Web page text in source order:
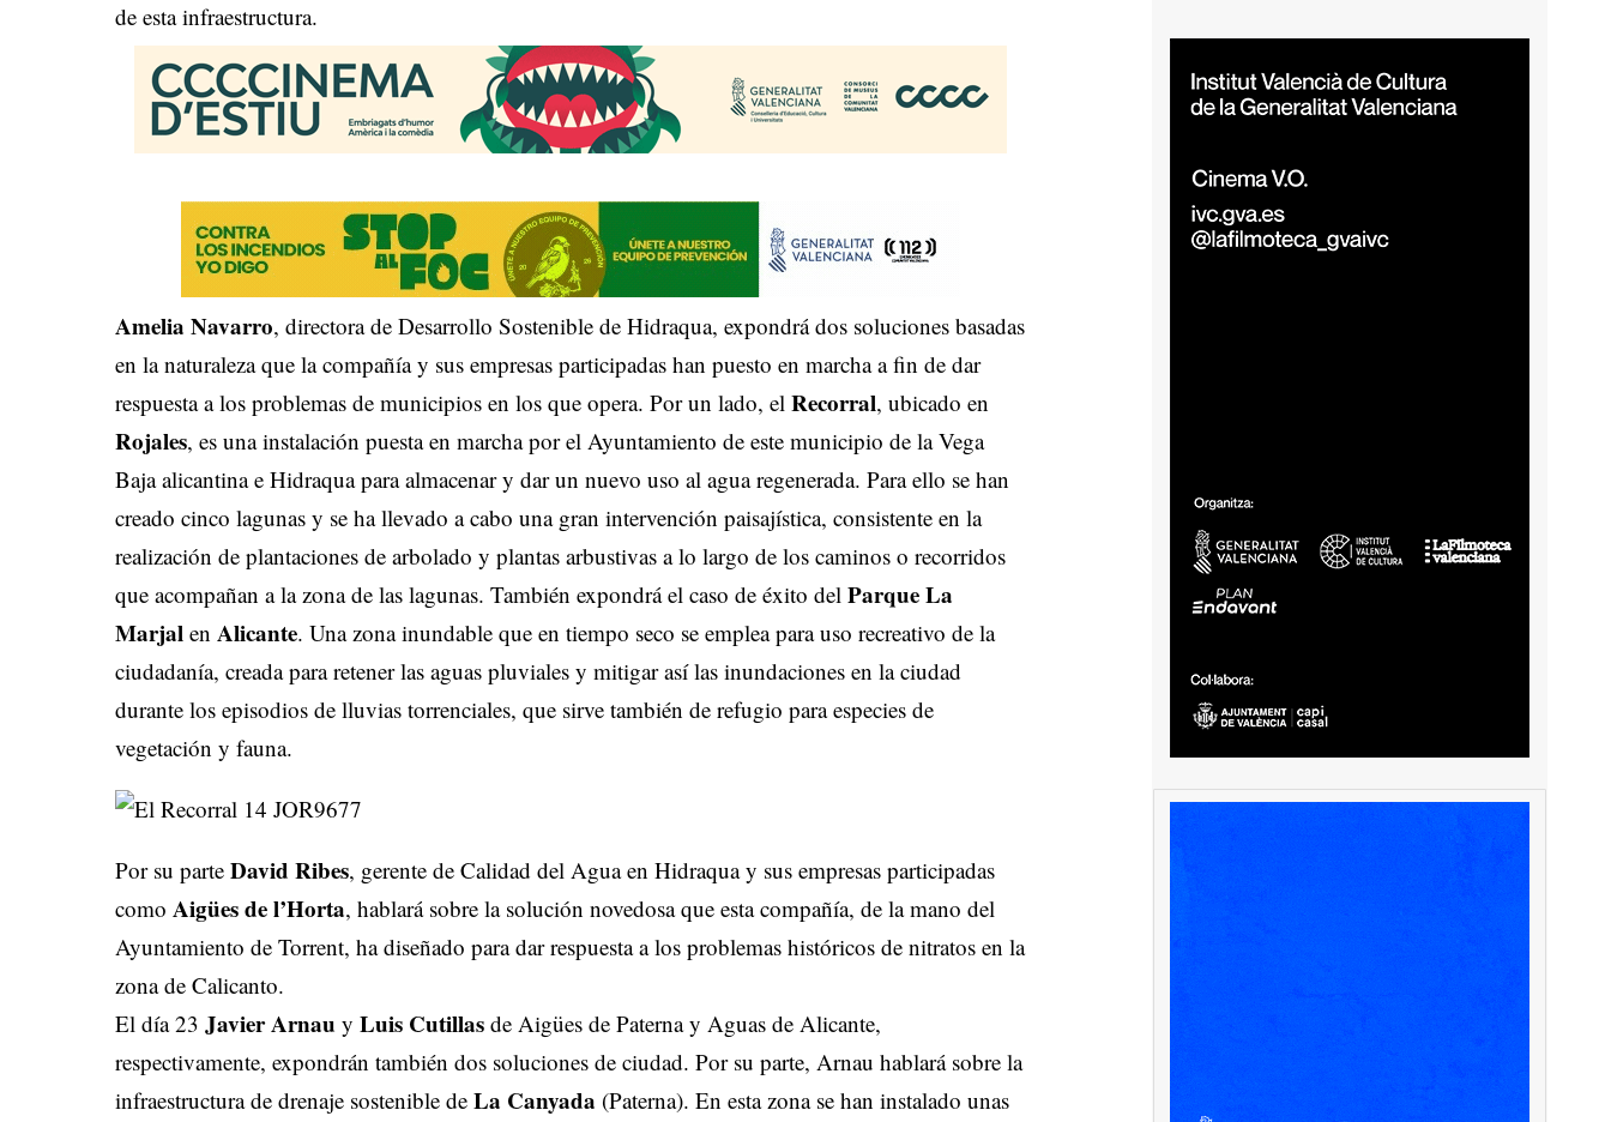
de esta infraestructura.
Amelia Navarro, directora de Desarrollo Sostenible de Hidraqua, expondrá dos soluciones basadas
en la naturaleza que la compañía y sus empresas participadas han puesto en marcha a fin de dar
respuesta a los problemas de municipios en los que opera. Por un lado, elRecorral, ubicado en
Rojales, es una instalación puesta en marcha por el Ayuntamiento de este municipio de la Vega
Baja alicantina e Hidraqua para almacenar y dar un nuevo uso al agua regenerada. Para ello se han
creado cinco lagunas y se ha llevado a cabo una gran intervención paisajística, consistente en la
realización de plantaciones de arbolado y plantas arbustivas a lo largo de los caminos o recorridos
que acompañan a la zona de las lagunas. También expondrá el caso de éxito delParque La
Marjal enAlicante. Una zona inundable que en tiempo seco se emplea para uso recreativo de la
ciudadanía, creada para retener las aguas pluviales y mitigar así las inundaciones en la ciudad
durante los episodios de lluvias torrenciales, que sirve también de refugio para especies de
vegetación y fauna.
Por su parteDavid Ribes, gerente de Calidad del Agua en Hidraqua y sus empresas participadas
comoAigües de l’Horta, hablará sobre la solución novedosa que esta compañía, de la mano del
Ayuntamiento de Torrent, ha diseñado para dar respuesta a los problemas históricos de nitratos en la
zona de Calicanto.
El día 23Javier Arnau yLuis Cutillas de Aigües de Paterna y Aguas de Alicante,
respectivamente, expondrán también dos soluciones de ciudad. Por su parte, Arnau hablará sobre la
infraestructura de drenaje sostenible deLa Canyada (Paterna). En esta zona se han instalado unas